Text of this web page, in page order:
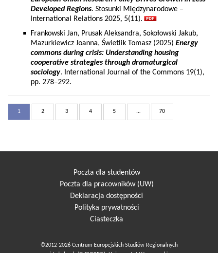
Developed Regions. Stosunki Międzynarodowe –
International Relations 2025, 5(11).
Frankowski Jan, Prusak Aleksandra, Sokołowski Jakub,
Mazurkiewicz Joanna, Świetlik Tomasz (2025) Energy
commons during crisis: Understanding housing
cooperative strategies through dramaturgical
sociology. International Journal of the Commons 19(1),
pp. 278–292.
1 2 3 4 5 ... 70
Poczta dla studentów
Poczta dla pracowników (UW)
Deklaracja dostępności
Polityka prywatności
Ciasteczka
©2012-2026 Centrum Europejskich Studiów Regionalnych